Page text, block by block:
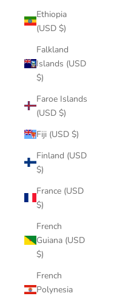
Ethiopia
(USD $)
Falkland
Islands (USD
$)
Faroe Islands
(USD $)
Fiji (USD $)
Finland (USD
$)
France (USD
$)
French
Guiana (USD
$)
French
Polynesia